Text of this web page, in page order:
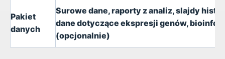
Pakiet
danych
Surowe dane, raporty z analiz, slajdy
dane dotyczące ekspresji genów,
(opcjonalnie)